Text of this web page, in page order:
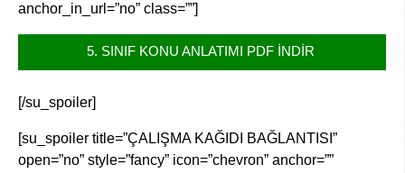
anchor_in_url=”no” class=””]
5. SINIF KONU ANLATIMI PDF İNDİR
[/su_spoiler]
[su_spoiler title=”ÇALIŞMA KAĞIDI BAĞLANTISI”
open=”no” style=”fancy” icon=”chevron” anchor=””